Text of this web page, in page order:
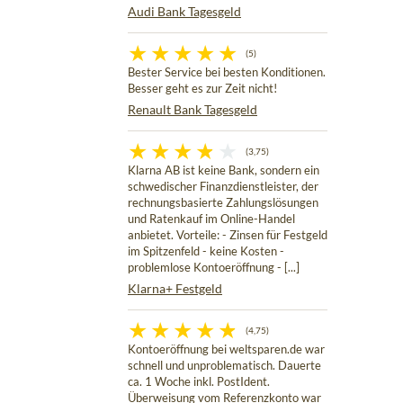
Audi Bank Tagesgeld
(5)
Bester Service bei besten Konditionen.
Besser geht es zur Zeit nicht!
Renault Bank Tagesgeld
(3,75)
Klarna AB ist keine Bank, sondern ein
schwedischer Finanzdienstleister, der
rechnungsbasierte Zahlungslösungen
und Ratenkauf im Online-Handel
anbietet. Vorteile: - Zinsen für Festgeld
im Spitzenfeld - keine Kosten -
problemlose Kontoeröffnung - [...]
Klarna+ Festgeld
(4,75)
Kontoeröffnung bei weltsparen.de war
schnell und unproblematisch. Dauerte
ca. 1 Woche inkl. PostIdent.
Überweisung vom Referenzkonto war